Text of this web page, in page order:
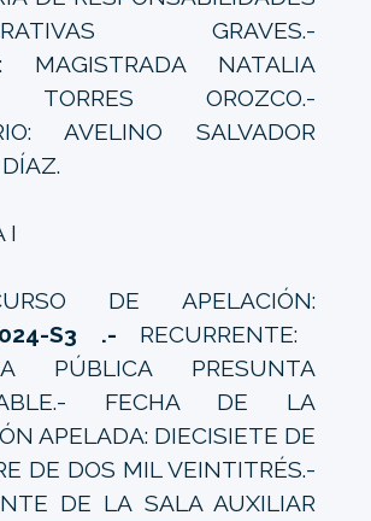
GRAVES.-
MAGISTRADA NATALIA
TORRES OROZCO.-
AVELINO SALVADOR
I
DE APELACIÓN:
S3 .- RECURRENTE:
PÚBLICA PRESUNTA
FECHA DE LA
APELADA: DIECISIETE DE
DE DOS MIL VEINTITRÉS.-
DE LA SALA AUXILIAR